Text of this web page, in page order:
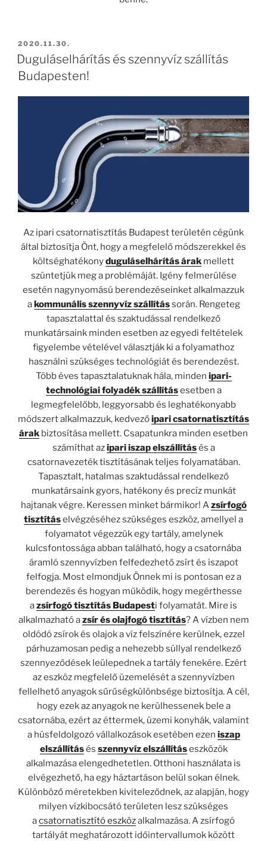
BEKÜLDVE:
2020.11.30.
Duguláselhárítás és szennyvíz szállítás
Budapesten!
Az ipari csatornatisztítás Budapest területén cégünk
által biztosítja Önt, hogy a megfelelő módszerekkel és
költséghatékonyduguláselhárítás árak mellett
szüntetjük meg a problémáját. Igény felmerülése
esetén nagynyomású berendezéseinket alkalmazzuk
akommunális szennyvíz szállítássorán. Rengeteg
tapasztalattal és szaktudással rendelkező
munkatársaink minden esetben az egyedi feltételek
figyelembe vételével választják ki a folyamathoz
használni szükséges technológiát és berendezést.
Több éves tapasztalatuknak hála, minden ipari-
technológiai folyadék szállításesetben a
legmegfelelőbb, leggyorsabb és leghatékonyabb
módszert alkalmazzuk, kedvezőipari csatornatisztítás
árak biztosítása mellett. Csapatunkra minden esetben
számíthat azipari iszap elszállításés a
csatornavezeték tisztításának teljes folyamatában.
Tapasztalt, hatalmas szaktudással rendelkező
munkatársaink gyors, hatékony és precíz munkát
hajtanak végre. Keressen minket bármikor! Azsírfogó
tisztításelvégzéséhez szükséges eszköz, amellyel a
folyamatot végezzük egy tartály, amelynek
kulcsfontossága abban található, hogy a csatornába
áramló szennyvízben felfedezhető zsírt és iszapot
felfogja. Most elmondjuk Önnek mi is pontosan ez a
berendezés és hogyan működik, hogy megérthesse
azsírfogó tisztítás Budapesti folyamatát. Mire is
alkalmazható azsír és olajfogó tisztítás?A vízben nem
oldódó zsírok és olajok a víz felszínére kerülnek, ezzel
párhuzamosan pedig a nehezebb súllyal rendelkező
szennyeződések leülepednek a tartály fenekére. Ezért
az eszköz megfelelő üzemelését a szennyvízben
fellelhető anyagok sűrűségkülönbsége biztosítja. A cél,
hogy ezek az anyagok ne kerülhessenek bele a
csatornába, ezért az éttermek, üzemi konyhák, valamint
a húsfeldolgozó vállalkozások esetében ezen iszap
elszállításés szennyvíz elszállításeszközök
alkalmazása elengedhetetlen. Otthoni használata is
elvégezhető, ha egy háztartáson belül sokan élnek.
Különböző méretekben kiviteleződnek, az alapján, hogy
milyen vízkibocsátó területen lesz szükséges
acsatornatisztító eszközalkalmazása. A zsírfogó
tartályát meghatározott időintervallumok között